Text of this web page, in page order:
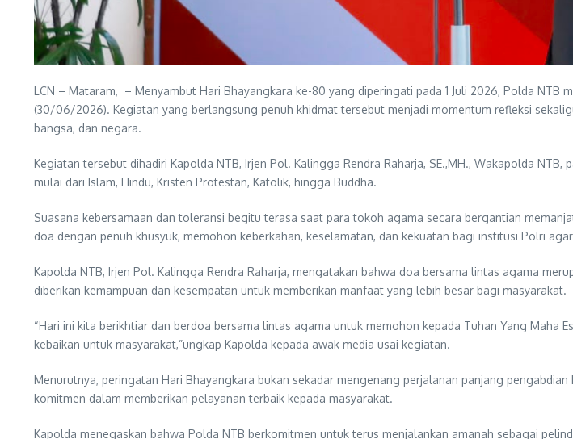
LCN – Mataram, – Menyambut Hari Bhayangkara ke-80 yang diperingati pada 1 Juli 2026, Polda
(30/06/2026). Kegiatan yang berlangsung penuh khidmat tersebut menjadi momentum refleksi
bangsa, dan negara.
Kegiatan tersebut dihadiri Kapolda NTB, Irjen Pol. Kalingga Rendra Raharja, SE.,MH., Wakapolda
mulai dari Islam, Hindu, Kristen Protestan, Katolik, hingga Buddha.
Suasana kebersamaan dan toleransi begitu terasa saat para tokoh agama secara bergantian
doa dengan penuh khusyuk, memohon keberkahan, keselamatan, dan kekuatan bagi institusi Polri
Kapolda NTB, Irjen Pol. Kalingga Rendra Raharja, mengatakan bahwa doa bersama lintas agama
diberikan kemampuan dan kesempatan untuk memberikan manfaat yang lebih besar bagi masyarakat.
“Hari ini kita berikhtiar dan berdoa bersama lintas agama untuk memohon kepada Tuhan Yang Maha
kebaikan untuk masyarakat,”ungkap Kapolda kepada awak media usai kegiatan.
Menurutnya, peringatan Hari Bhayangkara bukan sekadar mengenang perjalanan panjang
komitmen dalam memberikan pelayanan terbaik kepada masyarakat.
Kapolda menegaskan bahwa Polda NTB berkomitmen untuk terus menjalankan amanah sebagai